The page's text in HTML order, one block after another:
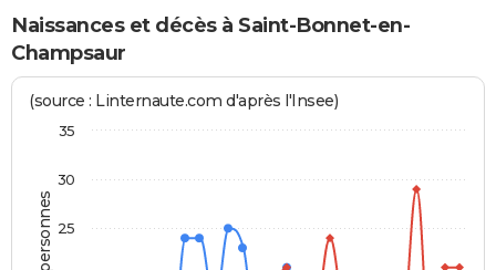
Naissances et décès à Saint-Bonnet-en-
Champsaur
(source : Linternaute.com d'après l'Insee)
25
30
35